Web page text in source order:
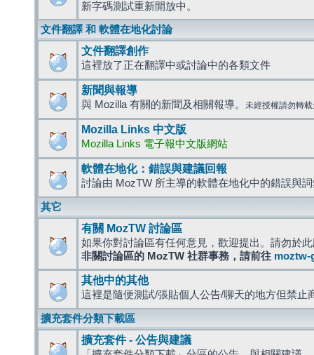
新字碼測試重新開放中。
文件翻譯 和 軟體在地化討論
文件翻譯創作
這裡放了正在翻譯中或討論中的各類文件
新聞與報導
與 Mozilla 有關的新聞及相關報導。 未經授權請勿轉
Mozilla Links 中文版
Mozilla Links 電子報中文版網站
軟體在地化：錯誤與建議回報
討論由 MozTW 所主導的軟體在地化中的錯誤與
其它
有關 MozTW 討論區
如果你對討論區有任何意見，歡迎提出。請勿於
非關討論區的 MozTW 社群事務，請前往 moztw-
其他中的其他
這裡是隨便測試/張貼個人公告/聊天的地方但禁止
擴充套件分類下載區
擴充套件 - 公告與建議